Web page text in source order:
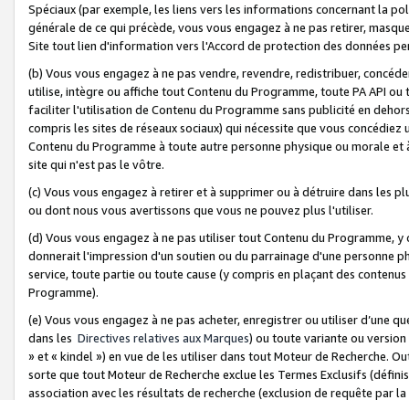
Spéciaux (par exemple, les liens vers les informations concernant la
générale de ce qui précède, vous vous engagez à ne pas retirer,
Site tout lien d'information vers l'Accord de protection des données
(b) Vous vous engagez à ne pas vendre, revendre, redistribuer,
utilise, intègre ou affiche tout Contenu du Programme, toute PA API
faciliter l'utilisation de Contenu du Programme sans publicité en
compris les sites de réseaux sociaux) qui nécessite que vous
Contenu du Programme à toute autre personne physique ou morale
site qui n'est pas le vôtre.
(c) Vous vous engagez à retirer et à supprimer ou à détruire dans les
ou dont nous vous avertissons que vous ne pouvez plus l'utiliser.
(d) Vous vous engagez à ne pas utiliser tout Contenu du Programme,
donnerait l'impression d'un soutien ou du parrainage d'une personne
service, toute partie ou toute cause (y compris en plaçant des
Programme).
(e) Vous vous engagez à ne pas acheter, enregistrer ou utiliser d’une
dans les Directives relatives aux Marques) ou toute variante ou
» et « kindel ») en vue de les utiliser dans tout Moteur de Recherche.
sorte que tout Moteur de Recherche exclue les Termes Exclusifs
association avec les résultats de recherche (exclusion de requête